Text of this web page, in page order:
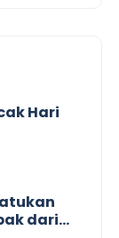
Hari
dari